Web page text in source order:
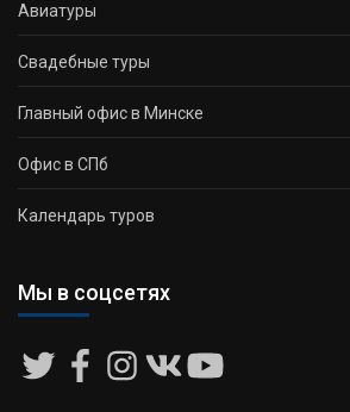
Авиатуры
Свадебные туры
Главный офис в Минске
Офис в СПб
Календарь туров
Мы в соцсетях